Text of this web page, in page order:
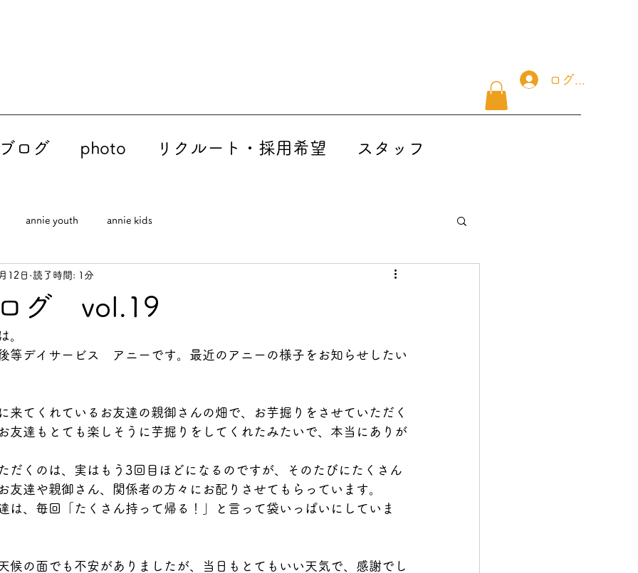
ログイン
ログ photo リクルート・採用希望 スタッフ
annie youth annie kids
グ vol.19
12日 読了時間: 1分
。
等デイサービス　アニーです。最近のアニーの様子をお知らせしたい
来てくれているお友達の親御さんの畑で、お芋掘りをさせていただく
友達もとても楽しそうに芋掘りをしてくれたみたいで、本当にありが
だくのは、実はもう3回目ほどになるのですが、そのたびにたくさん
友達や親御さん、関係者の方々にお配りさせてもらっています。
は、毎回「たくさん持って帰る！」と言って袋いっぱいにしていま
候の面でも不安がありましたが、当日もとてもいい天気で、感謝でし